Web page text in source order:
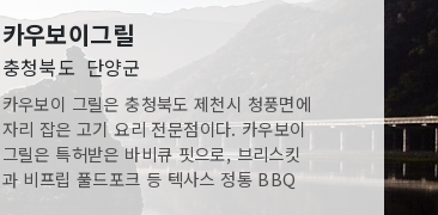
카우보이그릴
충청북도 단양군
카우보이 그릴은 충청북도 제천시 청풍면에
자리 잡은 고기 요리 전문점이다. 카우보이
그릴은 특허받은 바비큐 핏으로, 브리스킷
과 비프립 풀드포크 등 텍사스 정통 BBQ